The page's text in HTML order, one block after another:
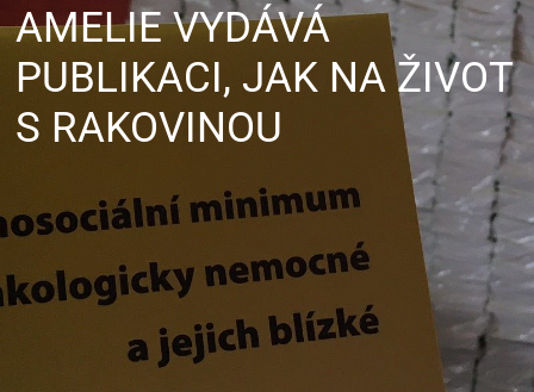
AMELIE VYDÁVÁ
PUBLIKACI, JAK NA ŽIVOT
S RAKOVINOU